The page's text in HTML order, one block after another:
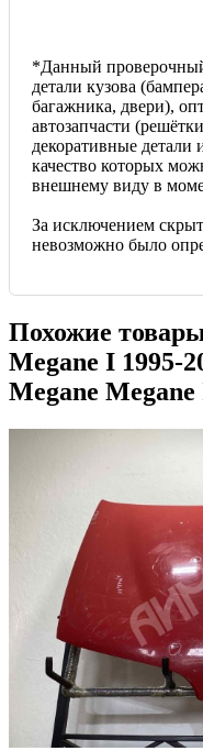
*Данный проверочный
детали кузова
багажника, двери),
автозапчасти
декоративные детали
качество которых
внешнему виду в
За исключением
невозможно было
Похожие
Megane I 1995-
Megane Megane